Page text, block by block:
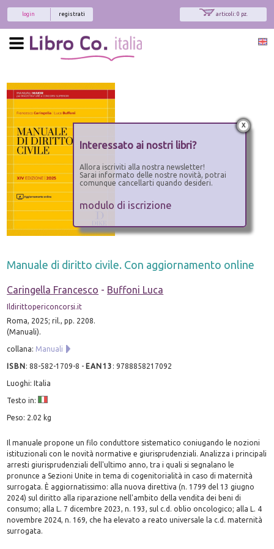
articoli: 0 pz.
registrati
login
Manuale di diritto civile. Con aggiornamento online
Caringella Francesco - Buffoni Luca
Ildirittopericoncorsi.it
Roma, 2025; ril., pp. 2208.
(Manuali).
collana: Manuali
ISBN:88-582-1709-8 - EAN13 :9788858217092
Luoghi: Italia
Testo in:
Peso: 2.02 kg
Il manuale propone un filo conduttore sistematico coniugando le nozioni
istituzionali con le novità normative e giurisprudenziali. Analizza i principali
arresti giurisprudenziali dell'ultimo anno, tra i quali si segnalano le
pronunce a Sezioni Unite in tema di cogenitorialità in caso di maternità
surrogata. È aggiornatissimo: alla nuova direttiva (n. 1799 del 13 giugno
2024) sul diritto alla riparazione nell'ambito della vendita dei beni di
consumo; alla L. 7 dicembre 2023, n. 193, sul c.d. oblio oncologico; alla L. 4
novembre 2024, n. 169, che ha elevato a reato universale la c.d. maternità
surrogata.
x
Interessato ai nostri libri?
Allora iscriviti alla nostra newsletter!
Sarai informato delle nostre novità, potrai
comunque cancellarti quando desideri.
modulo di iscrizione